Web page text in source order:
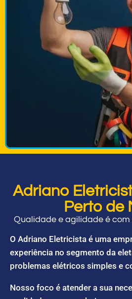
Adriano
Perto de
Qualidade e agilidade é
O Adriano Eletricista é uma
experiência no segmento da
problemas elétricos simples e
Nosso foco é atender a sua